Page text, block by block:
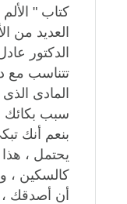
كتاب "
العديد من
الدكتور
تتناسب مع
المادى
سبب بكائك
بنعم أنك
يحتمل ،
كالسكين ،
أن أصدقك ،